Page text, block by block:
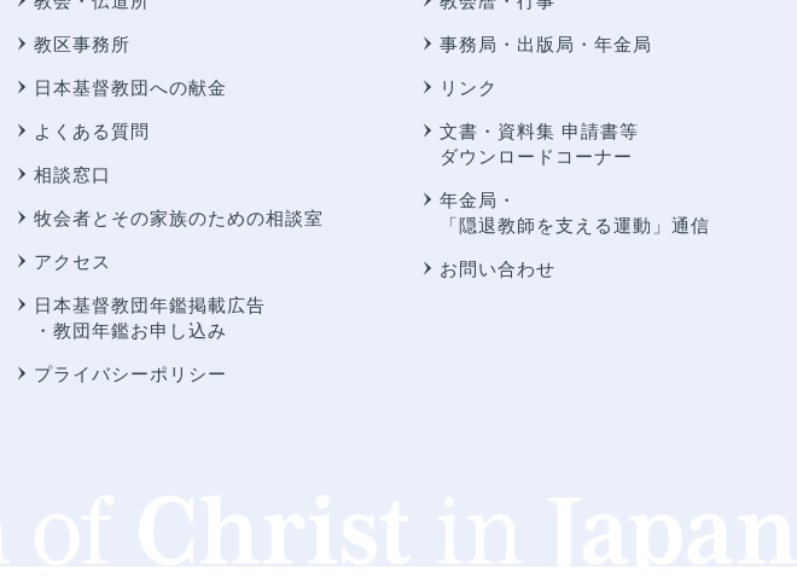
教区事務所
日本基督教団への献金
よくある質問
相談窓口
牧会者とその家族のための相談室
アクセス
日本基督教団年鑑掲載広告
・教団年鑑お申し込み
プライバシーポリシー
事務局・出版局・年金局
リンク
文書・資料集 申請書等
ダウンロードコーナー
年金局・
「隠退教師を支える運動」通信
お問い合わせ